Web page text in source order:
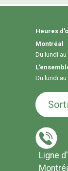
Heures
Montréal
Du lundi
Du lundi
Ligne